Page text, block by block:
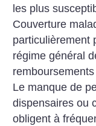
les plus
Couverture
particulièrement
régime général
Le manque de
dispensaires ou
obligent à